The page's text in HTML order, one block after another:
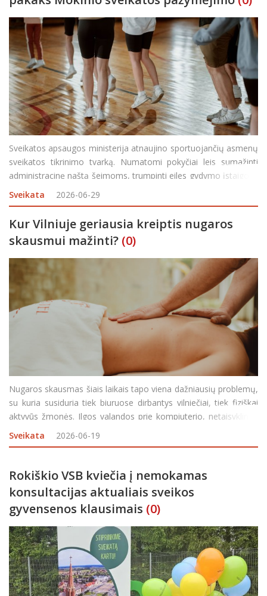
Sveikatos apsaugos ministerija atnaujino sportuojančių asmenų
sveikatos tikrinimo tvarką. Numatomi pokyčiai leis sumažinti
administracinę naštą šeimoms, trumpinti eiles gydymo įstaigose
ir aiškiau atskirti, kuriems sportuojantiems asmenims būtinas
sporto medicinos gydytojo verti
Sveikata 2026-06-29
Kur Vilniuje geriausia kreiptis nugaros
skausmui mažinti? (0)
Nugaros skausmas šiais laikais tapo viena dažniausių problemų,
su kuria susiduria tiek biuruose dirbantys vilniečiai, tiek fiziškai
aktyvūs žmonės. Ilgos valandos prie kompiuterio, netaisyklinga
laikysena, stresas ar per mažas judėjimas lemia, kad skausmas
tampa ne epizodinis, o nuolat
Sveikata 2026-06-19
Rokiškio VSB kviečia į nemokamas
konsultacijas aktualiais sveikos
gyvensenos klausimais (0)